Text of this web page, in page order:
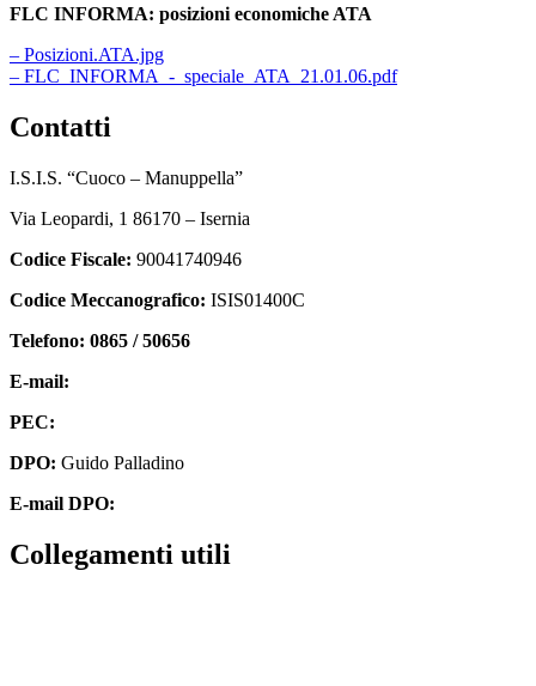
FLC INFORMA: posizioni economiche ATA
– Posizioni.ATA.jpg
– FLC_INFORMA_-_speciale_ATA_21.01.06.pdf
contatti
I.S.I.S. “Cuoco – Manuppella”
Via Leopardi, 1 86170 – Isernia
Codice Fiscale: 90041740946
Codice Meccanografico: ISIS01400C
Telefono: 0865 / 50656
E-mail:
PEC:
DPO: Guido Palladino
E-mail DPO:
collegamenti utili